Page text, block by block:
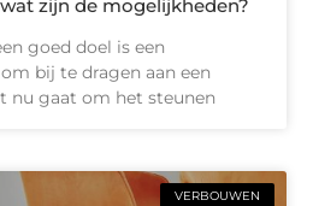
zijn de mogelijkheden?
goed doel is een
bij te dragen aan een
nu gaat om het steunen
VERBOUWEN